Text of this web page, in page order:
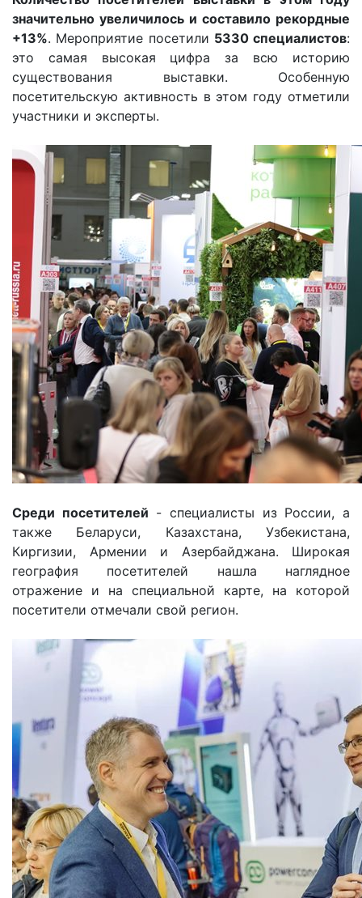
значительно увеличилось и составило рекордные
+13%. Мероприятие посетили 5330 специалистов:
это самая высокая цифра за всю историю
существования выставки. Особенную
посетительскую активность в этом году отметили
участники и эксперты.
Среди посетителей - специалисты из России, а
также Беларуси, Казахстана, Узбекистана,
Киргизии, Армении и Азербайджана. Широкая
география посетителей нашла наглядное
отражение и на специальной карте, на которой
посетители отмечали свой регион.